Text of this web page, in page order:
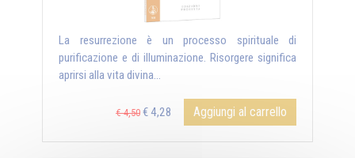
La resurrezione è un processo spirituale di
purificazione e di illuminazione. Risorgere significa
aprirsi alla vita divina...
€ 4,50 € 4,28 Aggiungi al carrello